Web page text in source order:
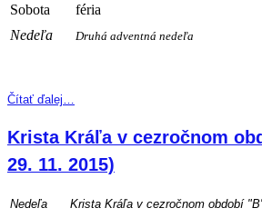
Sobota
féria
Nedeľa
Druhá adventná nedeľa
Čítať ďalej…
Krista Kráľa v cezročnom
29. 11. 2015)
Nedeľa
Krista Kráľa v cezročnom období